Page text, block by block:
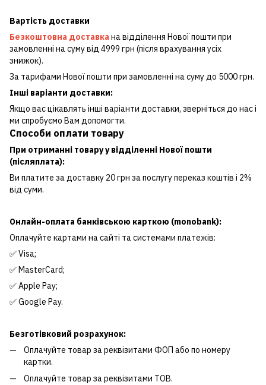
Вартість доставки
Безкоштовна доставка на відділення Нової пошти при
замовленні на суму від 4999 грн (після врахування усіх
знижок).
За тарифами Нової пошти при замовленні на суму до 5000 грн.
Інші варіанти доставки:
Якщо вас цікавлять інші варіанти доставки, зверніться до нас і
ми спробуємо Вам допомогти.
Способи оплати товару
При отриманні товару у відділенні Нової пошти
(післяплата):
Ви платите за доставку 20 грн за послугу переказ коштів і 2%
від суми.
Онлайн-оплата банківською карткою (monobank):
Оплачуйте картами на сайті та системами платежів:
✅ Visa;
✅ MasterCard;
✅ Apple Pay;
✅ Google Pay.
Безготівковий розрахунок:
Оплачуйте товар за реквізитами ФОП або по номеру
картки.
Оплачуйте товар за реквізитами ТОВ.